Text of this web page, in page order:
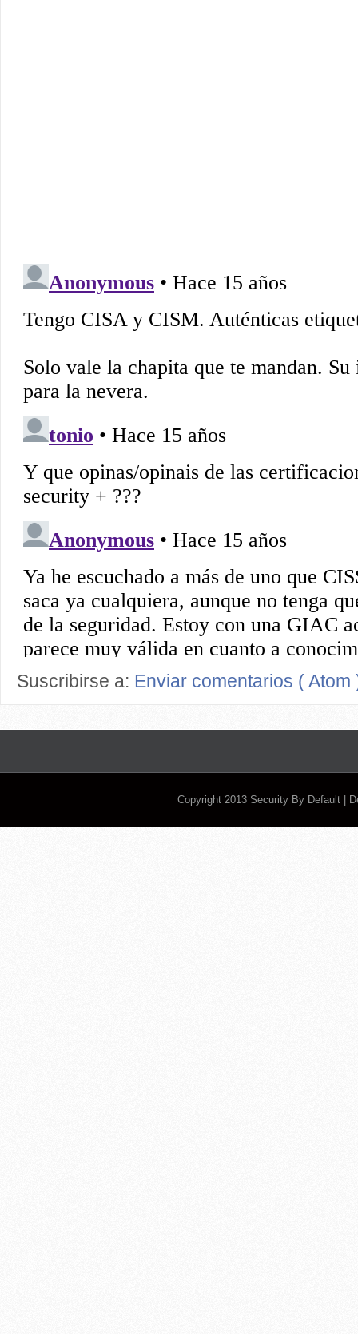
Suscribirse a: Enviar comentarios ( Atom
Copyright 2013 Security By Default |